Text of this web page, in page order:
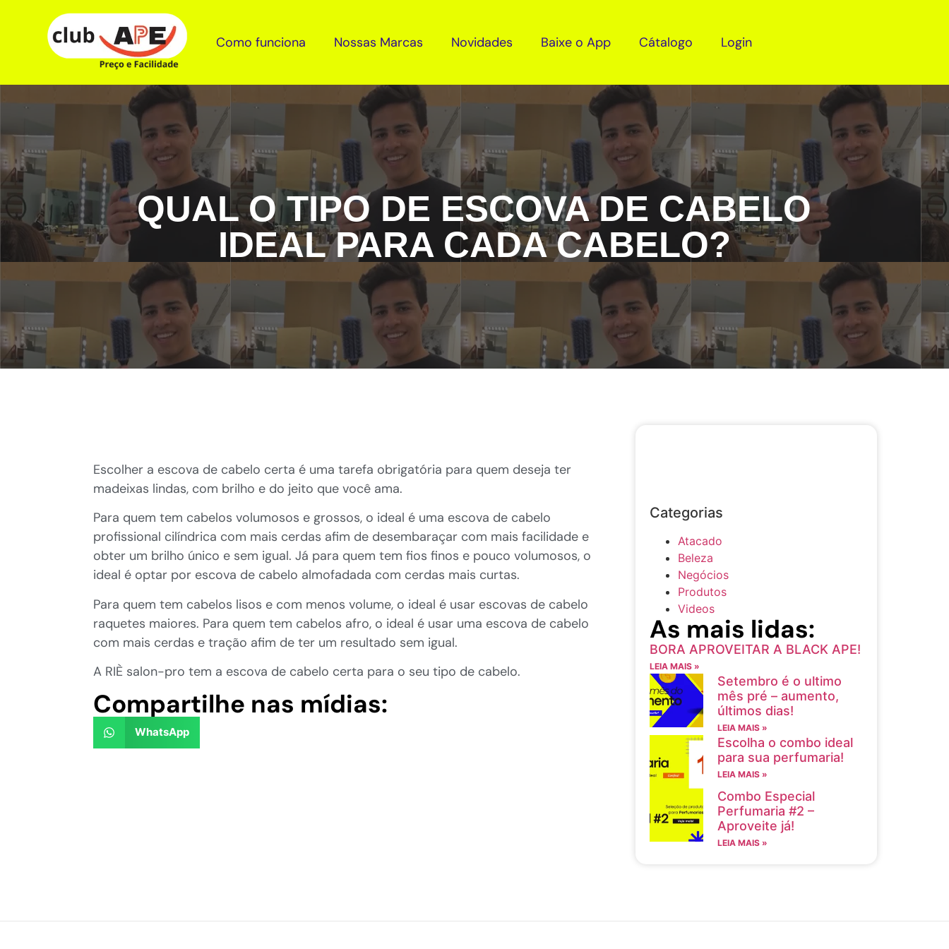
Como funciona Nossas Marcas Novidades Baixe o App Cátalogo Login
QUAL O TIPO DE ESCOVA DE CABELO
IDEAL PARA CADA CABELO?
Escolher a escova de cabelo certa é uma tarefa obrigatória para quem deseja ter
madeixas lindas, com brilho e do jeito que você ama.
Para quem tem cabelos volumosos e grossos, o ideal é uma escova de cabelo
profissional cilíndrica com mais cerdas afim de desembaraçar com mais facilidade e
obter um brilho único e sem igual. Já para quem tem fios finos e pouco volumosos, o
ideal é optar por escova de cabelo almofadada com cerdas mais curtas.
Para quem tem cabelos lisos e com menos volume, o ideal é usar escovas de cabelo
raquetes maiores. Para quem tem cabelos afro, o ideal é usar uma escova de cabelo
com mais cerdas e tração afim de ter um resultado sem igual.
A RIÈ salon-pro tem a escova de cabelo certa para o seu tipo de cabelo.
Compartilhe nas mídias:
WhatsApp
Categorias
Atacado
Beleza
Negócios
Produtos
Videos
As mais lidas:
BORA APROVEITAR A BLACK APE!
LEIA MAIS »
Setembro é o ultimo
mês pré – aumento,
últimos dias!
LEIA MAIS »
Escolha o combo ideal
para sua perfumaria!
LEIA MAIS »
Combo Especial
Perfumaria #2 –
Aproveite já!
LEIA MAIS »